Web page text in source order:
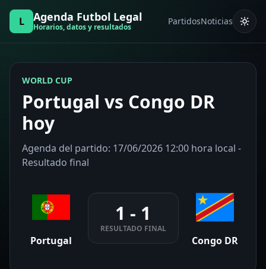
L Agenda Futbol Legal
Horarios, datos y resultados
PartidosNoticias
WORLD CUP
Portugal vs Congo DR
hoy
Agenda del partido: 17/06/2026 12:00 hora local -
Resultado final
Portugal
1 - 1
RESULTADO FINAL
Congo DR